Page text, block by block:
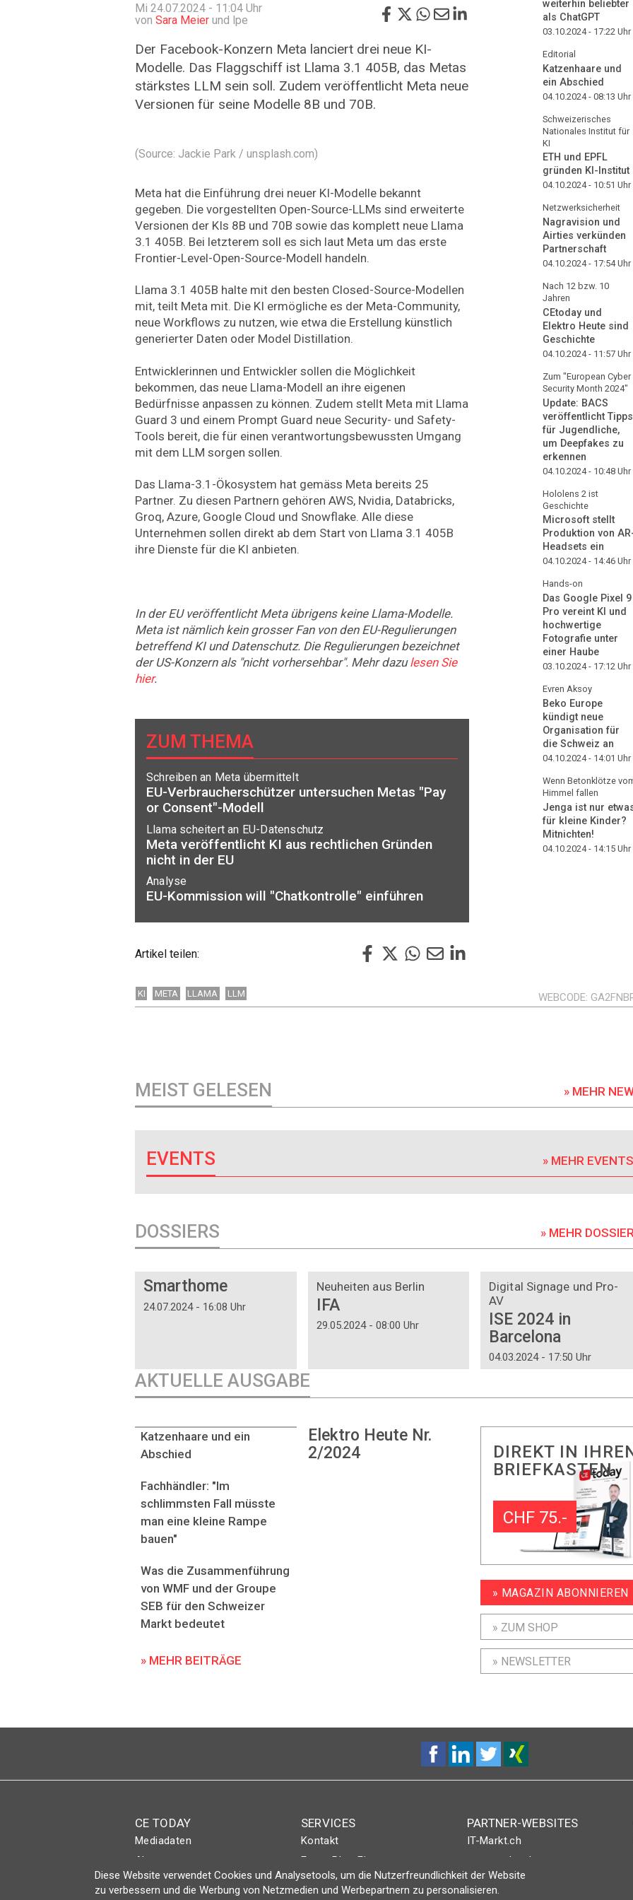
Mi 24.07.2024 - 11:04 Uhr
von Sara Meier und lpe
Der Facebook-Konzern Meta lanciert drei neue KI-
Modelle. Das Flaggschiff ist Llama 3.1 405B, das Metas
stärkstes LLM sein soll. Zudem veröffentlicht Meta neue
Versionen für seine Modelle 8B und 70B.
(Source: Jackie Park / unsplash.com)
Meta hat die Einführung drei neuer KI-Modelle bekannt
gegeben. Die vorgestellten Open-Source-LLMs sind erweiterte
Versionen der KIs 8B und 70B sowie das komplett neue Llama
3.1 405B. Bei letzterem soll es sich laut Meta um das erste
Frontier-Level-Open-Source-Modell handeln.
Llama 3.1 405B halte mit den besten Closed-Source-Modellen
mit, teilt Meta mit. Die KI ermögliche es der Meta-Community,
neue Workflows zu nutzen, wie etwa die Erstellung künstlich
generierter Daten oder Model Distillation.
Entwicklerinnen und Entwickler sollen die Möglichkeit
bekommen, das neue Llama-Modell an ihre eigenen
Bedürfnisse anpassen zu können. Zudem stellt Meta mit Llama
Guard 3 und einem Prompt Guard neue Security- und Safety-
Tools bereit, die für einen verantwortungsbewussten Umgang
mit dem LLM sorgen sollen.
Das Llama-3.1-Ökosystem hat gemäss Meta bereits 25
Partner. Zu diesen Partnern gehören AWS, Nvidia, Databricks,
Groq, Azure, Google Cloud und Snowflake. Alle diese
Unternehmen sollen direkt ab dem Start von Llama 3.1 405B
ihre Dienste für die KI anbieten.
In der EU veröffentlicht Meta übrigens keine Llama-Modelle.
Meta ist nämlich kein grosser Fan von den EU-Regulierungen
betreffend KI und Datenschutz. Die Regulierungen bezeichnet
der US-Konzern als "nicht vorhersehbar". Mehr dazulesen Sie
hier.
ZUM THEMA
Schreiben an Meta übermittelt
EU-Verbraucherschützer untersuchen Metas "Pay
or Consent"-Modell
Llama scheitert an EU-Datenschutz
Meta veröffentlicht KI aus rechtlichen Gründen
nicht in der EU
Analyse
EU-Kommission will "Chatkontrolle" einführen
Artikel teilen:
weiterhin beliebter
als ChatGPT
03.10.2024 - 17:22 Uhr
Editorial
Katzenhaare und
ein Abschied
04.10.2024 - 08:13 Uhr
Schweizerisches
Nationales Institut für
KI
ETH und EPFL
gründen KI-Institut
04.10.2024 - 10:51 Uhr
Netzwerksicherheit
Nagravision und
Airties verkünden
Partnerschaft
04.10.2024 - 17:54Uhr
Nach 12 bzw. 10
Jahren
CEtoday und
Elektro Heute sind
Geschichte
04.10.2024 - 11:57 Uhr
Zum "European Cyber
Security Month 2024"
Update: BACS
veröffentlicht Tipps
für Jugendliche,
um Deepfakes zu
erkennen
04.10.2024 - 10:48 Uhr
Hololens 2 ist
Geschichte
Microsoft stellt
Produktion von
Headsets ein
04.10.2024 - 14:46 Uhr
Hands-on
Das Google Pixel 9
Pro vereint KI und
hochwertige
Fotografie unter
einer Haube
03.10.2024 - 17:12 Uhr
Evren Aksoy
Beko Europe
kündigt neue
Organisation für
die Schweiz an
04.10.2024 - 14:01 Uhr
Wenn Betonklötze
Himmel fallen
Jenga ist nur
für kleine Kinder?
Mitnichten!
04.10.2024 - 14:15 Uhr
KI META LLAMA LLM WEBCODE
MEIST GELESEN » MEHR
EVENTS » MEHR EVENTS
DOSSIERS » MEHR
Smarthome
24.07.2024 - 16:08 Uhr
Neuheiten aus Berlin
IFA
29.05.2024 - 08:00 Uhr
Digital Signage und Pro-
AV
ISE 2024 in
Barcelona
04.03.2024 - 17:50 Uhr
AKTUELLE AUSGABE
Elektro Heute Nr.
2/2024
Katzenhaare und ein
Abschied
Fachhändler: "Im
schlimmsten Fall müsste
man eine kleine Rampe
bauen"
Was die Zusammenführung
von WMF und der Groupe
SEB für den Schweizer
Markt bedeutet
» MEHR BEITRÄGE
DIREKT IN
BRIEFKASTEN
CHF 75.-
» MAGAZIN ABONNIEREN
» ZUM SHOP
» NEWSLETTER
CE TODAY
Mediadaten
Abo
Magazin
SERVICES
Kontakt
Event-Plus-Eintrag
Login
PARTNER-WEBSITES
IT-Markt.ch
netzwoche.ch
ICTjournal
Diese Website verwendet Cookies und Analysetools, um die Nutzerfreundlichkeit der Website
zu verbessern und die Werbung von Netzmedien und Werbepartnern zu personalisieren.